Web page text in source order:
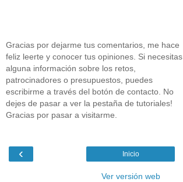
Gracias por dejarme tus comentarios, me hace
feliz leerte y conocer tus opiniones. Si necesitas
alguna información sobre los retos,
patrocinadores o presupuestos, puedes
escribirme a través del botón de contacto. No
dejes de pasar a ver la pestaña de tutoriales!
Gracias por pasar a visitarme.
‹ Inicio
Ver versión web